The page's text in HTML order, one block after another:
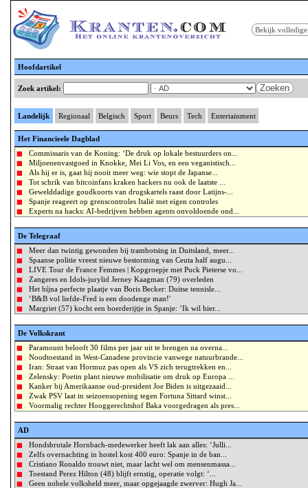
Bekijk volledige
Hoofdartikel
Zoek artikel: Zoeken
Landelijk Regionaal Belgisch Sport Beurs Tech Entertainment
Het Financieele Dagblad
Commissaris van de Koning: ‘De druk op lokale bestuurders on...
Miljoenenvastgoed in Knokke, Mei Li Vos, en een veganistisch...
Als hij er is, gaat hij nooit meer weg: wie stopt de Japanse...
Tot schrik van bitcoinfans kraken hackers nu ook de laatste ...
Gewelddadige goudkoorts van drugskartels raast door Latijns-...
Spanje reageert op grenscontroles Italië met eigen controles
Experts na hacks: AI-bedrijven hebben agents onvoldoende ond...
De Telegraaf
Meer dan twintig gewonden bij trambotsing in Duitsland, meer...
Spaanse politie vreest nieuwe bestorming van Ceuta half augu...
LIVE Tour de France Femmes | Kopgroepje met Puck Pieterse vo...
Zangeres en Idols-jurylid Jerney Kaagman (79) overleden
Het bíjna perfecte plaatje van Boris Becker: Duitse tennisle...
‘B&B vol liefde-Fred is een doodenge man!'
Margriet (57) kocht een boerderijtje in Spanje: ’Ik wil hier...
De Volkskrant
Paramount belooft 30 films per jaar uit te brengen na overna...
Noodtoestand in West-Canadese provincie vanwege natuurbrande...
Iran: Straat van Hormuz pas open als VS zich terugtrekken en...
Zelensky: Poetin plant nieuwe mobilisatie om druk op Europa ...
Kanker bij Amerikaanse oud-president Joe Biden is uitgezaaid...
Zwak PSV laat in seizoensopening tegen Fortuna Sittard winst...
Voormalig rechter Hooggerechtshof Baka voorgedragen als pres...
AD
Hondsbrutale Hornbach-medewerker heeft lak aan alles: ‘Julli...
Zelfs overnachting in hostel kost 400 euro: Spanje in de ban...
Cristiano Ronaldo trouwt niet, maar lacht wel om mensenmassa...
Toestand Perez Hilton (48) blijft ernstig, operatie volgt: ‘...
Geen nobele volksheld meer, maar opgejaagde zwerver: Hugh Ja...